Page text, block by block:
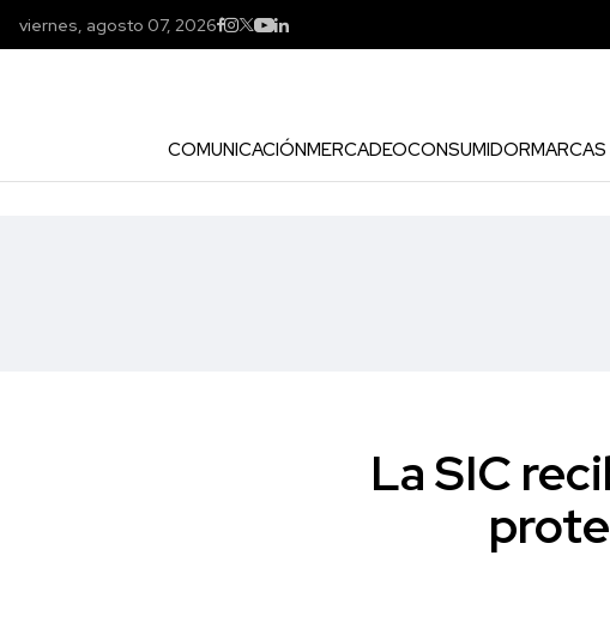
viernes, agosto 07, 2026
COMUNICACIÓNMERCADEOCONSUMIDOR
La SIC